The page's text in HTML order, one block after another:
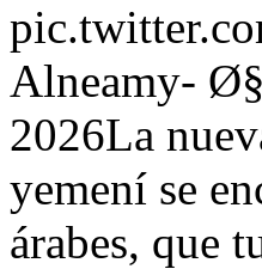
Alneamy-
2026La
yemení se
árabes, que